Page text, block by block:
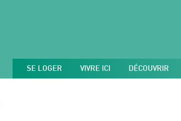
SE LOGER VIVRE ICI DÉCOUVRIR